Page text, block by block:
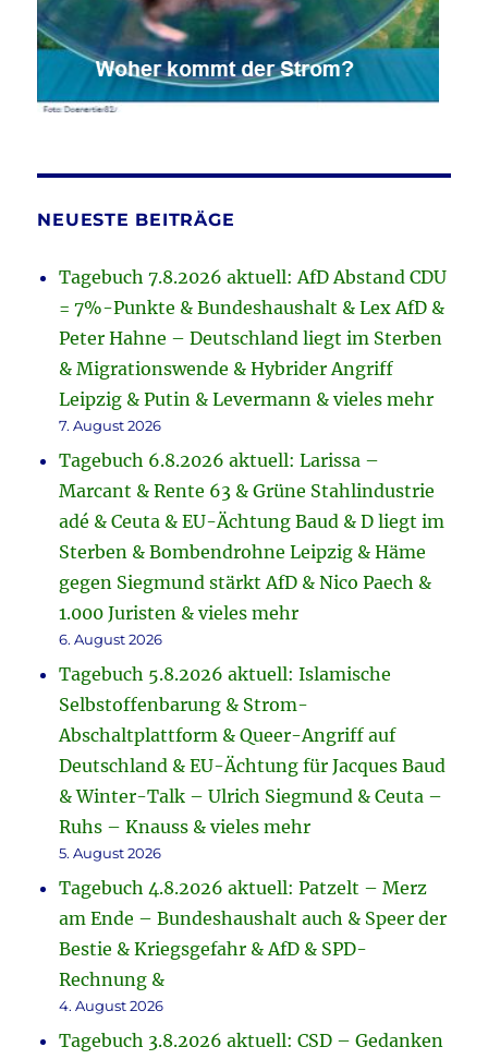
NEUESTE BEITRÄGE
Tagebuch 7.8.2026 aktuell: AfD Abstand CDU
= 7%-Punkte & Bundeshaushalt & Lex AfD &
Peter Hahne – Deutschland liegt im Sterben
& Migrationswende & Hybrider Angriff
Leipzig & Putin & Levermann & vieles mehr
7. August 2026
Tagebuch 6.8.2026 aktuell: Larissa –
Marcant & Rente 63 & Grüne Stahlindustrie
adé & Ceuta & EU-Ächtung Baud & D liegt im
Sterben & Bombendrohne Leipzig & Häme
gegen Siegmund stärkt AfD & Nico Paech &
1.000 Juristen & vieles mehr
6. August 2026
Tagebuch 5.8.2026 aktuell: Islamische
Selbstoffenbarung & Strom-
Abschaltplattform & Queer-Angriff auf
Deutschland & EU-Ächtung für Jacques Baud
& Winter-Talk – Ulrich Siegmund & Ceuta –
Ruhs – Knauss & vieles mehr
5. August 2026
Tagebuch 4.8.2026 aktuell: Patzelt – Merz
am Ende – Bundeshaushalt auch & Speer der
Bestie & Kriegsgefahr & AfD & SPD-
Rechnung &
4. August 2026
Tagebuch 3.8.2026 aktuell: CSD – Gedanken